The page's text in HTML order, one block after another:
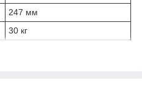
247 мм
30 кг